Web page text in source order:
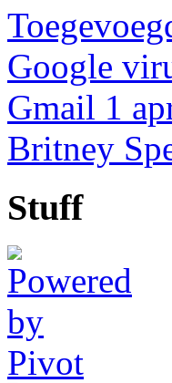
Google
Gmail 1
Britney
Stuff